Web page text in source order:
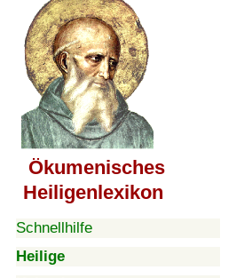
Ökumenisches
Heiligenlexikon
Schnellhilfe
Heilige